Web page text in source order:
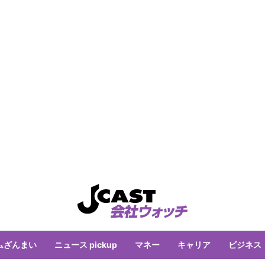
ざんまい ニュース pickup マネー キャリア ビジネス